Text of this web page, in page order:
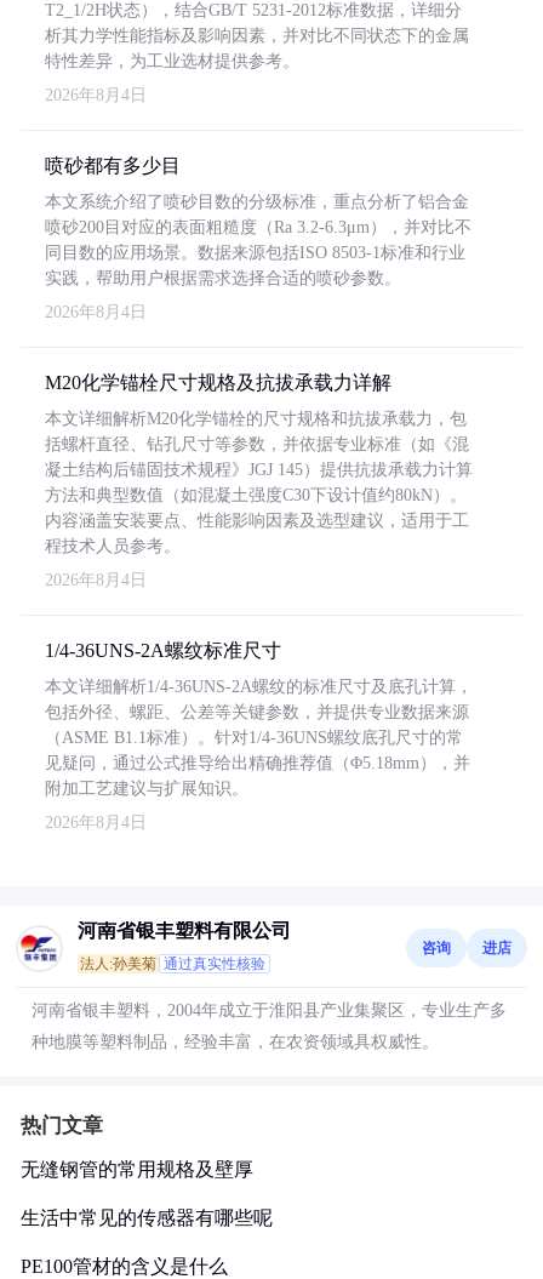
T2_1/2H状态），结合GB/T 5231-2012标准数据，详细分
析其力学性能指标及影响因素，并对比不同状态下的金属
特性差异，为工业选材提供参考。
2026年8月4日
喷砂都有多少目
本文系统介绍了喷砂目数的分级标准，重点分析了铝合金
喷砂200目对应的表面粗糙度（Ra 3.2-6.3μm），并对比不
同目数的应用场景。数据来源包括ISO 8503-1标准和行业
实践，帮助用户根据需求选择合适的喷砂参数。
2026年8月4日
M20化学锚栓尺寸规格及抗拔承载力详解
本文详细解析M20化学锚栓的尺寸规格和抗拔承载力，包
括螺杆直径、钻孔尺寸等参数，并依据专业标准（如《混
凝土结构后锚固技术规程》JGJ 145）提供抗拔承载力计算
方法和典型数值（如混凝土强度C30下设计值约80kN）。
内容涵盖安装要点、性能影响因素及选型建议，适用于工
程技术人员参考。
2026年8月4日
1/4-36UNS-2A螺纹标准尺寸
本文详细解析1/4-36UNS-2A螺纹的标准尺寸及底孔计算，
包括外径、螺距、公差等关键参数，并提供专业数据来源
（ASME B1.1标准）。针对1/4-36UNS螺纹底孔尺寸的常
见疑问，通过公式推导给出精确推荐值（Φ5.18mm），并
附加工艺建议与扩展知识。
2026年8月4日
河南省银丰塑料有限公司
法人:孙美菊 通过真实性核验
咨询 进店
河南省银丰塑料，2004年成立于淮阳县产业集聚区，专业生产多
种地膜等塑料制品，经验丰富，在农资领域具权威性。
热门文章
无缝钢管的常用规格及壁厚
生活中常见的传感器有哪些呢
PE100管材的含义是什么